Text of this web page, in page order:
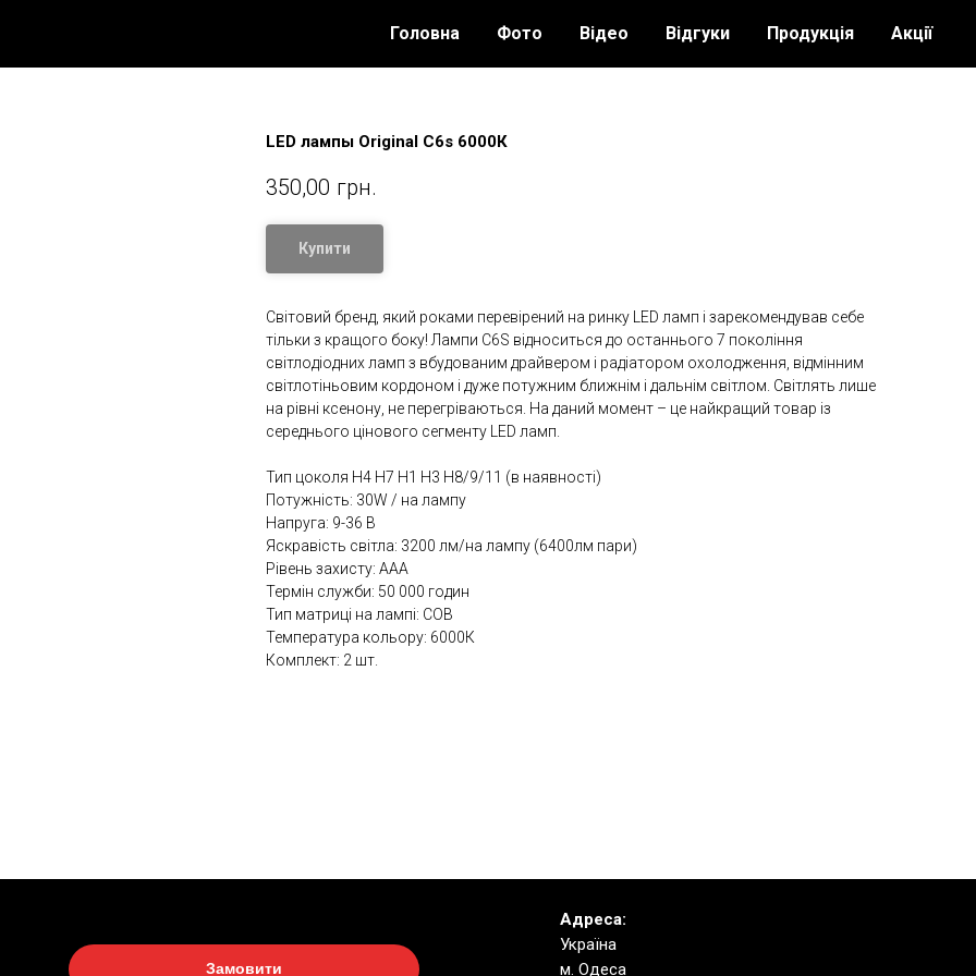
Головна Фото Відео Відгуки Продукція Акції
LED лампы Original С6s 6000К
350,00 грн.
Купити
Світовий бренд, який роками перевірений на ринку LED ламп і зарекомендував себе
тільки з кращого боку! Лампи C6S відноситься до останнього 7 покоління
світлодіодних ламп з вбудованим драйвером і радіатором охолодження, відмінним
світлотіньовим кордоном і дуже потужним ближнім і дальнім світлом. Світлять лише
на рівні ксенону, не перегріваються. На даний момент – це найкращий товар із
середнього цінового сегменту LED ламп.
Тип цоколя H4 H7 H1 H3 H8/9/11 (в наявності)
Потужність: 30W / на лампу
Напруга: 9-36 В
Яскравість світла: 3200 лм/на лампу (6400лм пари)
Рівень захисту: ААА
Термін служби: 50 000 годин
Тип матриці на лампі: СОВ
Температура кольору: 6000К
Комплект: 2 шт.
Замовити
Адреса:
Україна
м. Одеса